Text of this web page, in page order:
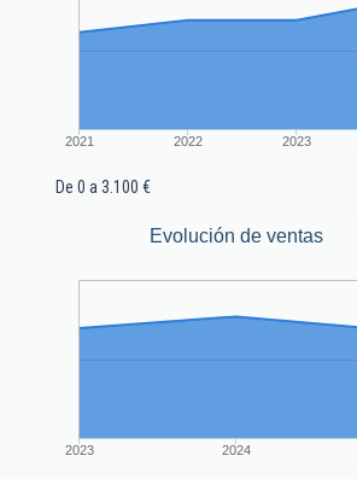
2021 2022 2023
De 0 a 3.100 €
Evolución de ventas
2023 2024